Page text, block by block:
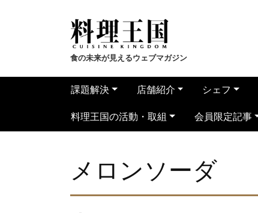
食の未来が見えるウェブマガジン
課題解決 店舗紹介 シェフ
料理王国の活動・取組 会員限定記事
メロンソーダ